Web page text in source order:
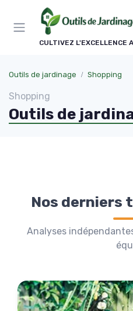
CULTIVEZ L'EXCELLENCE
Outils de jardinage Shopping
Shopping
Outils de
Nos derniers
Analyses
Panneau de gestion des